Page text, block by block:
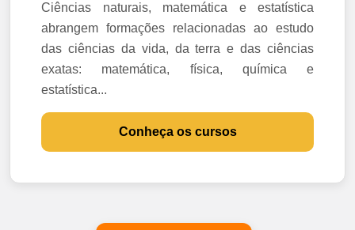
Ciências naturais, matemática e estatística
abrangem formações relacionadas ao estudo
das ciências da vida, da terra e das ciências
exatas: matemática, física, química e
estatística...
Conheça os cursos